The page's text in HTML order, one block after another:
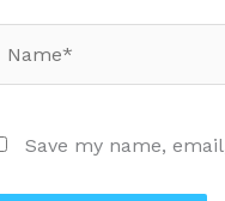
Save my name,